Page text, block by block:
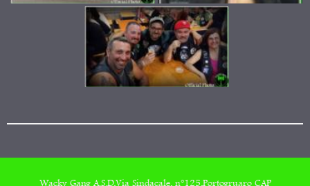
Wacky Gang A.S.D,Via Sindacale, n°125,Portogruaro CAP